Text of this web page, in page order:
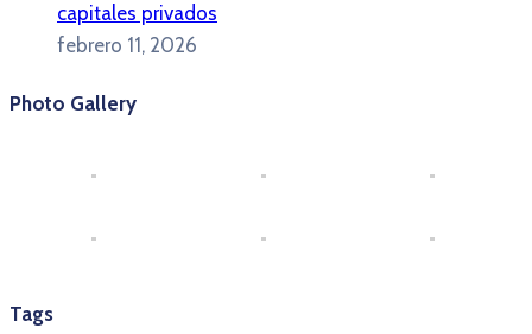
capitales privados
febrero 11, 2026
Photo Gallery
Tags